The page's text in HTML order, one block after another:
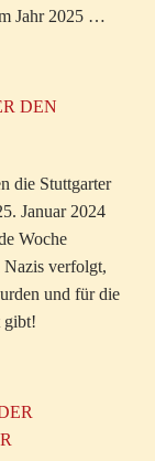
Jahr 2025 …
DEN
die Stuttgarter
Januar 2024
Woche
Nazis verfolgt,
und für die
gibt!